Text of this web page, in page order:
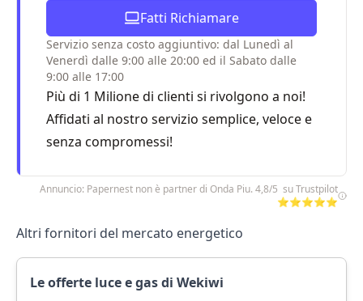
Fatti Richiamare
Servizio senza costo aggiuntivo: dal Lunedì al
Venerdì dalle 9:00 alle 20:00 ed il Sabato dalle
9:00 alle 17:00
Più di 1 Milione di clienti si rivolgono a noi!
Affidati al nostro servizio semplice, veloce e
senza compromessi!
Annuncio: Papernest non è partner di Onda Piu. 4,8/5 su Trustpilot
⭐⭐⭐⭐⭐
Altri fornitori del mercato energetico
Le offerte luce e gas di Wekiwi